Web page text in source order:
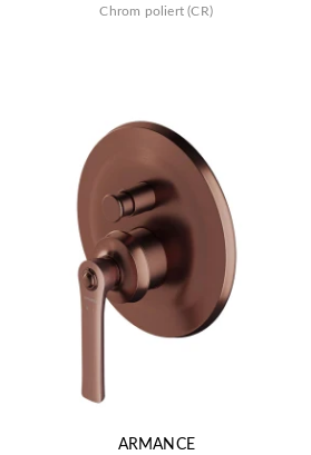
Chrom poliert (CR)
ARMANCE